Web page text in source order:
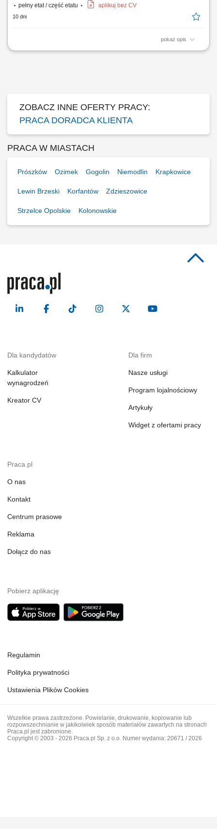
pełny etat / część etatu
aplikuj bez CV
10 dni
pokaż opis
Praca dla osób z doświadczeniem lub bez.
ZOBACZ INNE OFERTY PRACY:
PRACA DORADCA KLIENTA
PRACA W MIASTACH
Prószków Ozimek Gogolin Niemodlin Krapkowice
Lewin Brzeski Korfantów Zdzieszowice
Strzelce Opolskie Kolonowskie
Dla kandydatów
Kalkulator
wynagrodzeń
Kreator CV
Dla firm
Nasze usługi
Program lojalnościowy
Artykuły
Widget z ofertami pracy
Praca.pl
O nas
Kontakt
Centrum prasowe
Reklama
Dołącz do nas
Pobierz aplikację
Regulamin
Polityka prywatności
Ustawienia Plików Cookies
Wszelkie prawa zastrzeżone. Powielanie, drukowanie, kopiowanie lub
rozpowszechnianie w jakikolwiek sposób materiałów zawartych na stronach
Praca.pl jest zabronione.
Copyright © 2003 - 2026 Praca.pl Sp. z o.o. Numer wydania: 20671 / 2026